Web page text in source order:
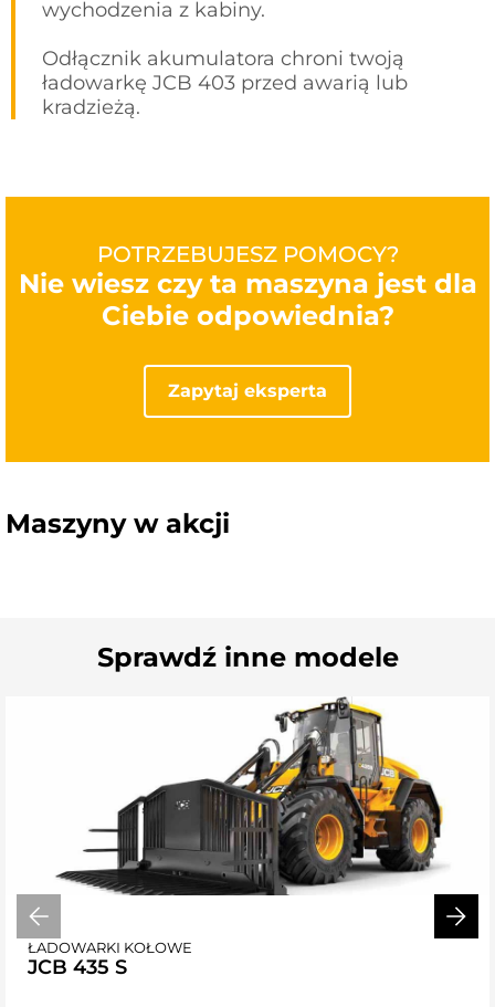
wychodzenia z kabiny.
Odłącznik akumulatora chroni twoją
ładowarkę JCB 403 przed awarią lub
kradzieżą.
POTRZEBUJESZ POMOCY?
Nie wiesz czy ta maszyna jest dla
Ciebie odpowiednia?
Zapytaj eksperta
Maszyny w akcji
Sprawdź inne modele
ŁADOWARKI KOŁOWE
JCB 435 S